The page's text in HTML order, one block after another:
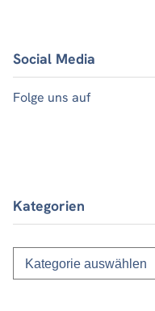
Social Media
Folge uns auf
Kategorien
Kategorien